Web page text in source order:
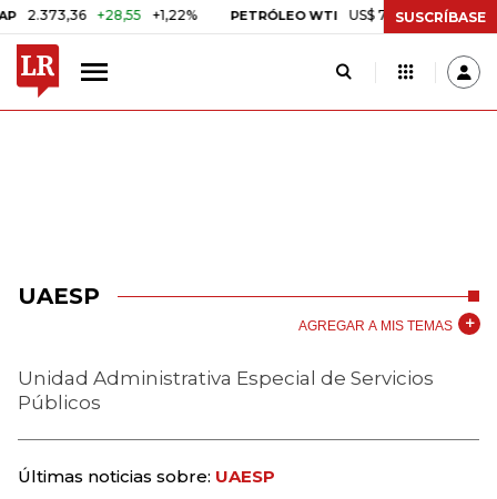
+28,55 +1,22% PETRÓLEO WTI US$ 75,09 -US$ 0,24 -
SUSCRÍBASE
UAESP
AGREGAR A MIS TEMAS
Unidad Administrativa Especial de Servicios
Públicos
Últimas noticias sobre: UAESP